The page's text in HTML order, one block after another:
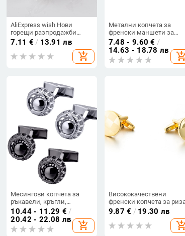
AliExpress wish Нови
горещи разпродажби
Френски бизнес копчета
за ръкавели Моден
костюм Риза Дрехи
Колокация Аксесоари
7.11 € / 13.91 лв
add_shopping_cart
Метални копчета за
френски маншети за
мъже с усукана форма
7.48 - 9.60 € /
14.63 - 18.78 лв
Месингови копчета за
ръкавели, кръгли,
луксозен стил OL и
двойка,
персонализируеми чрез
обработка,
10.44 - 11.29 € /
20.42 - 22.08 лв
add_shopping_cart
Висококачествени
френски копчета за
лазерен клетъчен
на маншетите, делови
копчета за риза, мъжки
златни аксесоари 388
9.87 € / 19.30 лв